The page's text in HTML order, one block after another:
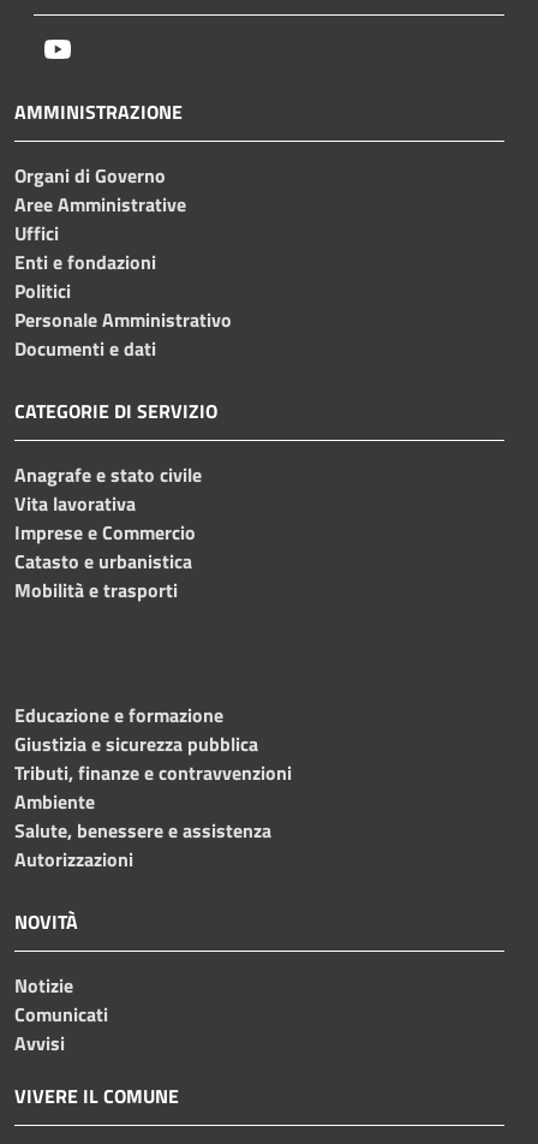
AMMINISTRAZIONE
Organi di Governo
Aree Amministrative
Uffici
Enti e fondazioni
Politici
Personale Amministrativo
Documenti e dati
CATEGORIE DI SERVIZIO
Anagrafe e stato civile
Vita lavorativa
Imprese e Commercio
Catasto e urbanistica
Mobilità e trasporti
Educazione e formazione
Giustizia e sicurezza pubblica
Tributi, finanze e contravvenzioni
Ambiente
Salute, benessere e assistenza
Autorizzazioni
NOVITÀ
Notizie
Comunicati
Avvisi
VIVERE IL COMUNE